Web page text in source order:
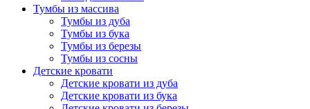
Тумбы из массива
Тумбы из дуба
Тумбы из бука
Тумбы из березы
Тумбы из сосны
Детские кровати
Детские кровати из дуба
Детские кровати из бука